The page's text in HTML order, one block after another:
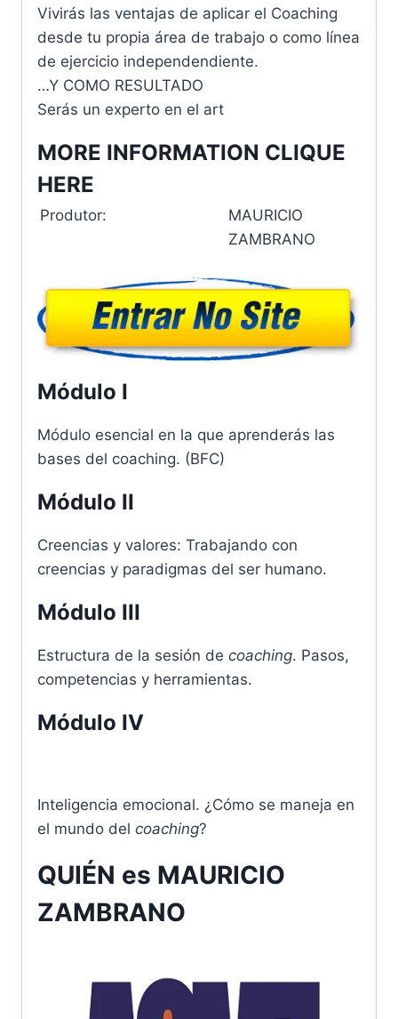
Vivirás las ventajas de aplicar el Coaching
desde tu propia área de trabajo o como línea
de ejercicio independendiente.
…Y COMO RESULTADO
Serás un experto en el art
MORE INFORMATION CLIQUE
HERE
Produtor:
MAURICIO
ZAMBRANO
Módulo I
Módulo esencial en la que aprenderás las
bases del coaching. (BFC)
Módulo II
Creencias y valores: Trabajando con
creencias y paradigmas del ser humano.
Módulo III
Estructura de la sesión de coaching. Pasos,
competencias y herramientas.
Módulo IV
Inteligencia emocional. ¿Cómo se maneja en
el mundo del coaching?
QUIÉN es MAURICIO
ZAMBRANO